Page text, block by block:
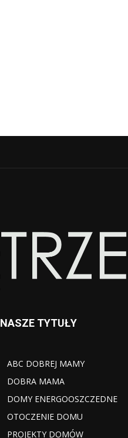
NASZE TYTUŁY
ABC DOBREJ MAMY
DOBRA MAMA
DOMY ENERGOOSZCZEDNE
OTOCZENIE DOMU
PROJEKTY DOMÓW